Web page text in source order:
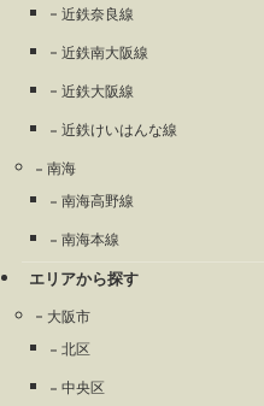
近鉄奈良線
近鉄南大阪線
近鉄大阪線
近鉄けいはんな線
南海
南海高野線
南海本線
エリアから探す
大阪市
北区
中央区